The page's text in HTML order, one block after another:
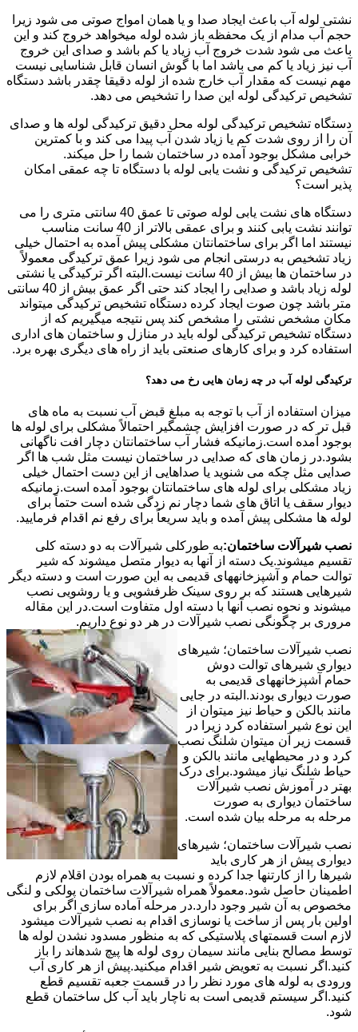
نشتی لوله آب باعث ایجاد صدا و یا همان امواج صوتی می شود زیرا
حجم آب مدام از یک محفظه باز شده لوله میخواهد خروج کند و این
باعث می شود شدت خروج آب زیاد یا کم باشد و صدای این خروج
آب نیز زیاد یا کم می باشد اما با گوش انسان قابل شناسایی نیست
مهم نیست که مقدار آب خارج شده از لوله دقیقا چقدر باشد دستگاه
تشخیص ترکیدگی لوله این صدا را تشخیص می دهد.
دستگاه تشخیص ترکیدگی لوله محل دقیق ترکیدگی لوله ها و صدای
آن را از روی شدت کم یا زیاد شدن آب پیدا می کند و با کمترین
خرابی مشکل بوجود آمده در ساختمان شما را حل میکند.
تشخیص ترکیدگی و نشت یابی لوله با دستگاه تا چه عمقی امکان
پذیر است؟
دستگاه های نشت یابی لوله صوتی تا عمق 40 سانتی متری را می
توانند نشت یابی کنند و برای عمقی بالاتر از 40 سانت مناسب
نیستند اما اگر برای ساختمانتان مشکلی پیش آمده به احتمال خیلی
زیاد تشخیص به درستی انجام می شود زیرا عمق ترکیدگی معمولاً
در ساختمان ها بیش از 40 سانت نیست.البته اگر ترکیدگی یا نشتی
لوله زیاد باشد و صدایی را ایجاد کند حتی اگر عمق بیش از 40 سانتی
متر باشد چون صوت ایجاد کرده دستگاه تشخیص ترکیدگی میتواند
مکان مشخص نشتی را مشخص کند پس نتیجه میگیریم که از
دستگاه تشخیص ترکیدگی لوله باید در منازل و ساختمان های اداری
استفاده کرد و برای کارهای صنعتی باید از راه های دیگری بهره برد.
ترکیدگی لوله آب در چه زمان هایی رخ می دهد؟
میزان استفاده از آب با توجه به مبلغ قبض آب نسبت به ماه های
قبل تر که در صورت افزایش چشمگیر احتمالاً مشکلی برای لوله ها
بوجود آمده است.زمانیکه فشار آب ساختمانتان دچار افت ناگهانی
بشود.در زمان های که صدایی در ساختمان نیست مثل شب ها اگر
صدایی مثل چکه می شنوید یا صداهایی از این دست احتمال خیلی
زیاد مشکلی برای لوله های ساختمانتان بوجود آمده است.زمانیکه
دیوار سقف یا اتاق های شما دچار نم زدگی شده است حتماً برای
لوله ها مشکلی پیش آمده و باید سریعاً برای رفع نم اقدام فرمایید.
نصب شیرآلات ساختمان:به طورکلی شیرآلات به دو دسته کلی
تقسیم میشوند.یک دسته از آنها به دیوار متصل میشوند که شیر
توالت حمام و آشپزخانههای قدیمی به این صورت است و دسته دیگر
شیرهایی هستند که بر روی سینک ظرفشویی و یا روشویی نصب
میشوند و نحوه نصب آنها با دسته اول متفاوت است.در این مقاله
مروری بر چگونگی نصب شیرآلات در هر دو نوع داریم.
نصب شیرآلات ساختمان؛ شیرهای
دیواری شیرهای توالت دوش
حمام آشپزخانههای قدیمی به
صورت دیواری بودند.البته در جایی
مانند بالکن و حیاط نیز میتوان از
این نوع شیر استفاده کرد زیرا در
قسمت زیر آن میتوان شلنگ نصب
کرد و در محیطهایی مانند بالکن و
حیاط شلنگ نیاز میشود.برای درک
بهتر در آموزش نصب شیرآلات
ساختمان دیواری به صورت
مرحله به مرحله بیان شده است.
نصب شیرآلات ساختمان؛ شیرهای
دیواری پیش از هر کاری باید
شیرها را از کارتنها جدا کرده و نسبت به همراه بودن اقلام لازم
اطمینان حاصل شود.معمولاً همراه شیرآلات ساختمان پولکی و لنگی
مخصوص به آن شیر وجود دارد.در مرحله آماده سازی اگر برای
اولین بار پس از ساخت یا نوسازی اقدام به نصب شیرآلات میشود
لازم است قسمتهای پلاستیکی که به منظور مسدود نشدن لوله ها
توسط مصالح بنایی مانند سیمان روی لوله ها پیچ شدهاند را باز
کنید.اگر نسبت به تعویض شیر اقدام میکنید.پیش از هر کاری آب
ورودی به لوله های مورد نظر را در قسمت جعبه تقسیم قطع
کنید.اگر سیستم قدیمی است به ناچار باید آب کل ساختمان قطع
شود.